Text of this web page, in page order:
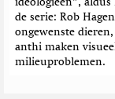
ideologieën”,
de serie: Rob
ongewenste
anthi maken
milieuproblemen.